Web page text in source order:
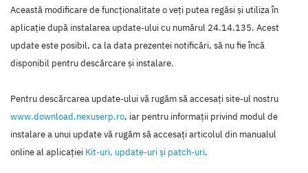
Această modificare de funcţionalitate o veţi putea regăsi şi utiliza în
aplicaţie după instalarea update-ului cu numărul 24.14.135. Acest
update este posibil, ca la data prezentei notificări, să nu fie încă
disponibil pentru descărcare şi instalare.
Pentru descărcarea update-ului vă rugăm să accesaţi site-ul nostru
www.download.nexuserp.ro, iar pentru informaţii privind modul de
instalare a unui update vă rugăm să accesaţi articolul din manualul
online al aplicaţiei Kit-uri, update-uri şi patch-uri.